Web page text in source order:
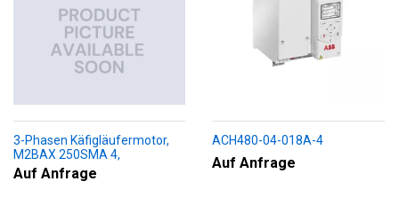
3-Phasen Käfigläufermotor,
M2BAX 250SMA 4,
+188+230+451+009
Auf Anfrage
ACH480-04-018A-4
Auf Anfrage